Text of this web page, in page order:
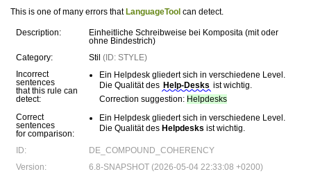
This is one of many errors that LanguageTool can detect.
Description:
Einheitliche Schreibweise bei Komposita (mit oder
ohne Bindestrich)
Category:
Stil (ID: STYLE)
Incorrect
sentences
that this rule can
detect:
Ein Helpdesk gliedert sich in verschiedene Level.
Die Qualität des Help-Desks ist wichtig.
Correction suggestion: Helpdesks
Correct
sentences
for comparison:
Ein Helpdesk gliedert sich in verschiedene Level.
Die Qualität des Helpdesks ist wichtig.
ID:
DE_COMPOUND_COHERENCY
Version:
6.8-SNAPSHOT (2026-05-04 22:33:08 +0200)